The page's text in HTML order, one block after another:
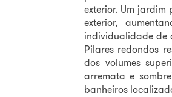
exterior. Um
exterior,
individualidade de
Pilares redondos
dos volumes
arremata e
banheiros